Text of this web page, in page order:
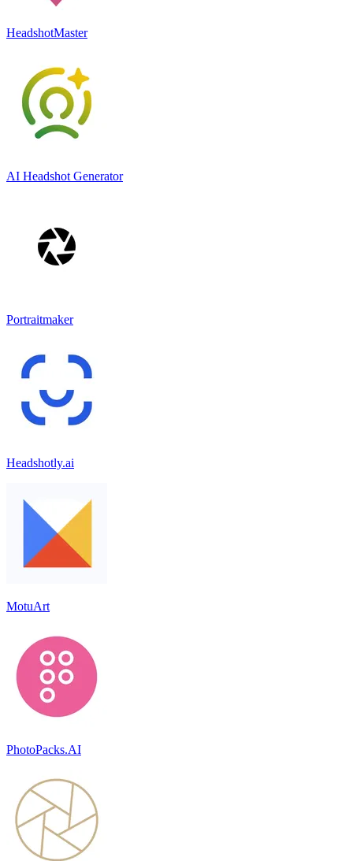
HeadshotMaster
AI Headshot Generator
Portraitmaker
Headshotly.ai
MotuArt
PhotoPacks.AI